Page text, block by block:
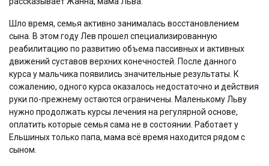
Шло время, семья активно занималась восстановлением
сына. В этом году Лев прошел специализированную
реабилитацию по развитию объема пассивных и активных
движений суставов верхних конечностей. После данного
курса у мальчика появились значительные результаты. К
сожалению, одного курса оказалось недостаточно и действия
руки по-прежнему остаются ограничены. Маленькому Льву
нужно продолжать курсы лечения на регулярной основе,
оплатить которые семья сама не в состоянии. Работает у
Ельшиных только папа, мама всё время находится рядом с
сыном.